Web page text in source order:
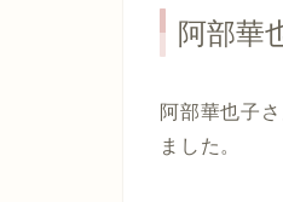
阿部華
阿部華也子
ました。